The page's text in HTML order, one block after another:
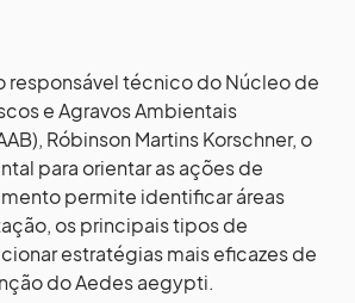
responsável técnico do Núcleo de
e Agravos Ambientais
Róbinson Martins Korschner, o
para orientar as ações de
permite identificar áreas
os principais tipos de
estratégias mais eficazes de
do Aedes aegypti.